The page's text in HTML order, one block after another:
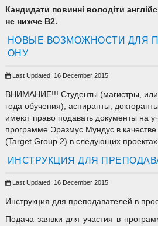
Кандидати повинні володіти
не нижче В2.
НОВЫЕ ВОЗМОЖНОСТИ ДЛЯ
ОНУ
Last Updated: 16 December 2015
ВНИМАНИЕ!!! Студенты (магистры, или
года обучения), аспиранты,
имеют право подавать документы на
программе Эразмус Мундус в
(Target Group 2) в следующих
ИНСТРУКЦИЯ ДЛЯ
Last Updated: 16 December 2015
Инструкция для преподавателей в
Подача заявки для участия в